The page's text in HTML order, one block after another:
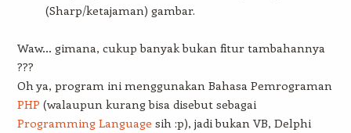
(Sharp/ketajaman) gambar.
Waw… gimana, cukup banyak bukan fitur tambahannya
???
Oh ya, program ini menggunakan Bahasa Pemrograman
PHP (walaupun kurang bisa disebut sebagai
Programming Language sih :p), jadi bukan VB, Delphi